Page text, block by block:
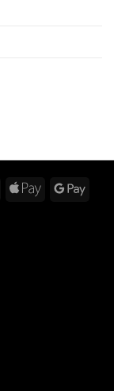
BancontactApple